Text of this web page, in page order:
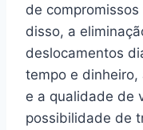
de
disso, a
deslocamentos
tempo e
e a qualidade de
possibilidade de